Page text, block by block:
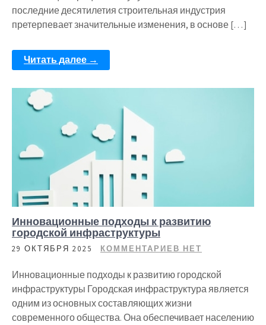
последние десятилетия строительная индустрия
претерпевает значительные изменения, в основе […]
Читать далее →
Инновационные подходы к развитию
городской инфраструктуры
29 ОКТЯБРЯ 2025 КОММЕНТАРИЕВ НЕТ
Инновационные подходы к развитию городской
инфраструктуры Городская инфраструктура является
одним из основных составляющих жизни
современного общества. Она обеспечивает населению